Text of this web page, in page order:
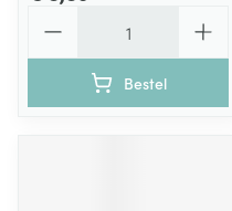
Bestel